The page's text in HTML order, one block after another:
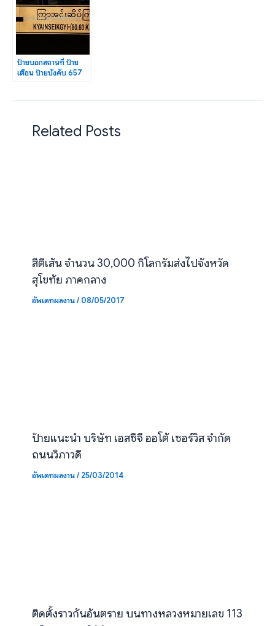
ป้ายบอกสถานที่ ป้าย
เตือน ป้ายบังคับ 657
Related Posts
สีตีเส้น จำนวน 30,000 กิโลกรัมส่งไปจังหวัด
สุโขทัย ภาคกลาง
อัพเดทผลงาน/08/05/2017
ป้ายแนะนำ บริษัท เอสซีจี ออโต้ เซอร์วิส จำกัด
ถนนวิภาวดี
อัพเดทผลงาน/25/03/2014
ติดตั้งราวกันอันตราย บนทางหลวงหมายเลข 113